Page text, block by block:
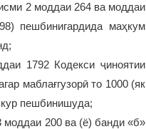
2 моддаи 264 ва моддаи
пешбинигардида маҳкум
1792 Кодекси ҷиноятии
маблағгузорӣ то 1000 (як
пешбинишуда;
моддаи 200 ва (ё) банди «б»